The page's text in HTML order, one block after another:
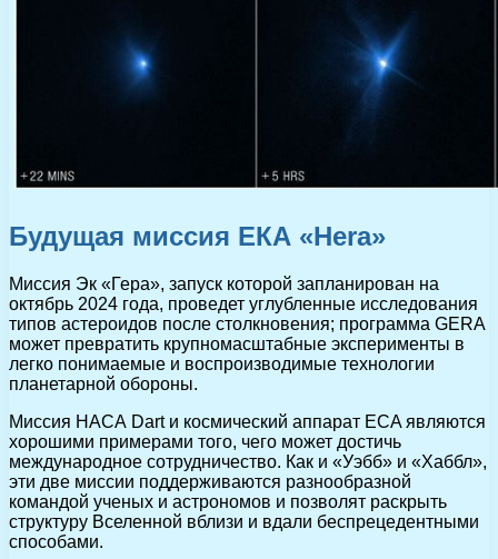
Будущая миссия ЕКА «Hera»
Миссия Эк «Гера», запуск которой запланирован на
октябрь 2024 года, проведет углубленные исследования
типов астероидов после столкновения; программа GERA
может превратить крупномасштабные эксперименты в
легко понимаемые и воспроизводимые технологии
планетарной обороны.
Миссия НАСА Dart и космический аппарат ECA являются
хорошими примерами того, чего может достичь
международное сотрудничество. Как и «Уэбб» и «Хаббл»,
эти две миссии поддерживаются разнообразной
командой ученых и астрономов и позволят раскрыть
структуру Вселенной вблизи и вдали беспрецедентными
способами.